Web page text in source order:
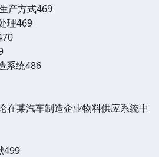
产方式469
理469
系统486
某汽车制造企业物料供应系统中
499